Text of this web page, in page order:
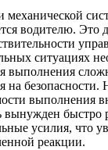
механической
водителю. Это
ситуациях
выполнения
на
выполнения
вынужден быстро
усилия, что
реакции.